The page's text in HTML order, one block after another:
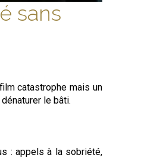
sans
catastrophe mais un
le bâti.
: appels à la sobriété,